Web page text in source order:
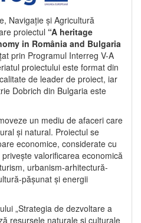
Navigație și Agricultură
proiectul “A heritage
in România and Bulgaria
prin Programul Interreg V-A
proiectului este format din
de leader de proiect, iar
Dobrich din Bulgaria este
un mediu de afaceri care
și natural. Proiectul se
economice, considerate cu
valorificarea economică
urbanism-arhitectură-
pășunat și energii
„Strategia de dezvoltare a
resursele naturale și culturale